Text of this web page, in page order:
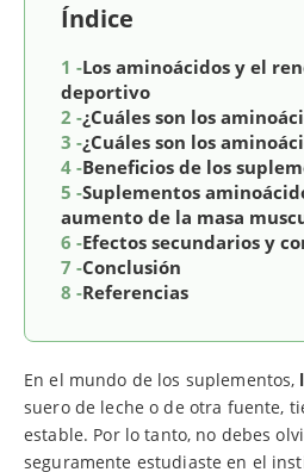
Índice
1 -Los aminoácidos y el
deportivo
2 -¿Cuáles son los
3 -¿Cuáles son los
4 -Beneficios de los
5 -Suplementos
aumento de la masa
6 -Efectos secundarios y
7 -Conclusión
8 -Referencias
En el mundo de los suplementos,
suero de leche o de otra fuente,
estable. Por lo tanto, no debes
seguramente estudiaste en el